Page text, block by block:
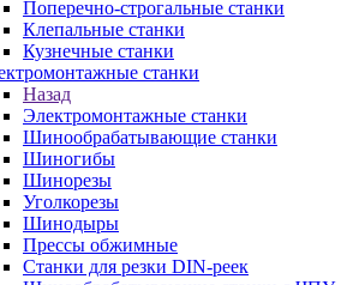
Поперечно-строгальные станки
Клепальные станки
Кузнечные станки
станки
Назад
Электромонтажные станки
Шинообрабатывающие станки
Шиногибы
Шинорезы
Уголкорезы
Шинодыры
Прессы обжимные
Станки для резки DIN-реек